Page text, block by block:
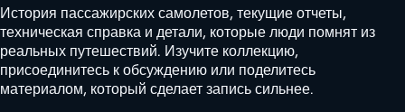
История пассажирских самолетов, текущие отчеты,
техническая справка и детали, которые люди помнят из
реальных путешествий. Изучите коллекцию,
присоединитесь к обсуждению или поделитесь
материалом, который сделает запись сильнее.